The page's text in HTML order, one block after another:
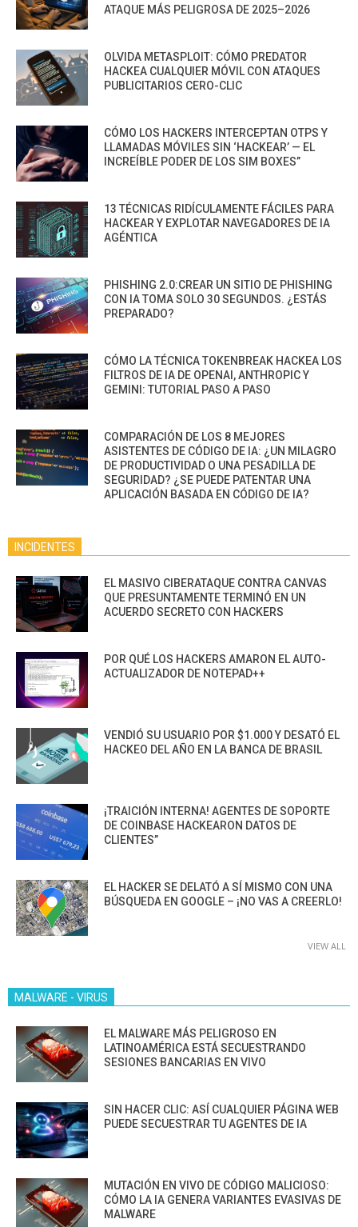
ATAQUE MÁS PELIGROSA DE 2025–2026
OLVIDA METASPLOIT: CÓMO PREDATOR
HACKEA CUALQUIER MÓVIL CON ATAQUES
PUBLICITARIOS CERO-CLIC
CÓMO LOS HACKERS INTERCEPTAN OTPS Y
LLAMADAS MÓVILES SIN ‘HACKEAR’ — EL
INCREÍBLE PODER DE LOS SIM BOXES”
13 TÉCNICAS RIDÍCULAMENTE FÁCILES PARA
HACKEAR Y EXPLOTAR NAVEGADORES DE IA
AGÉNTICA
PHISHING 2.0:CREAR UN SITIO DE PHISHING
CON IA TOMA SOLO 30 SEGUNDOS. ¿ESTÁS
PREPARADO?
CÓMO LA TÉCNICA TOKENBREAK HACKEA LOS
FILTROS DE IA DE OPENAI, ANTHROPIC Y
GEMINI: TUTORIAL PASO A PASO
COMPARACIÓN DE LOS 8 MEJORES
ASISTENTES DE CÓDIGO DE IA: ¿UN MILAGRO
DE PRODUCTIVIDAD O UNA PESADILLA DE
SEGURIDAD? ¿SE PUEDE PATENTAR UNA
APLICACIÓN BASADA EN CÓDIGO DE IA?
INCIDENTES
EL MASIVO CIBERATAQUE CONTRA CANVAS
QUE PRESUNTAMENTE TERMINÓ EN UN
ACUERDO SECRETO CON HACKERS
POR QUÉ LOS HACKERS AMARON EL AUTO-
ACTUALIZADOR DE NOTEPAD++
VENDIÓ SU USUARIO POR $1.000 Y DESATÓ EL
HACKEO DEL AÑO EN LA BANCA DE BRASIL
¡TRAICIÓN INTERNA! AGENTES DE SOPORTE
DE COINBASE HACKEARON DATOS DE
CLIENTES”
EL HACKER SE DELATÓ A SÍ MISMO CON UNA
BÚSQUEDA EN GOOGLE – ¡NO VAS A CREERLO!
VIEW ALL
MALWARE - VIRUS
EL MALWARE MÁS PELIGROSO EN
LATINOAMÉRICA ESTÁ SECUESTRANDO
SESIONES BANCARIAS EN VIVO
SIN HACER CLIC: ASÍ CUALQUIER PÁGINA WEB
PUEDE SECUESTRAR TU AGENTES DE IA
MUTACIÓN EN VIVO DE CÓDIGO MALICIOSO:
CÓMO LA IA GENERA VARIANTES EVASIVAS DE
MALWARE